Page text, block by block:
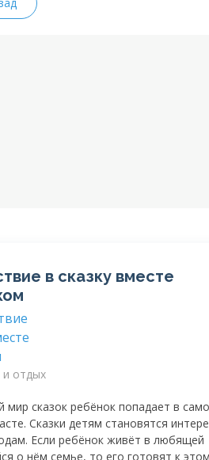
в сказку вместе
и отдых
сказок ребёнок попадает в
Сказки детям становятся
Если ребёнок живёт в любящей
о нём семье, то его готовят к